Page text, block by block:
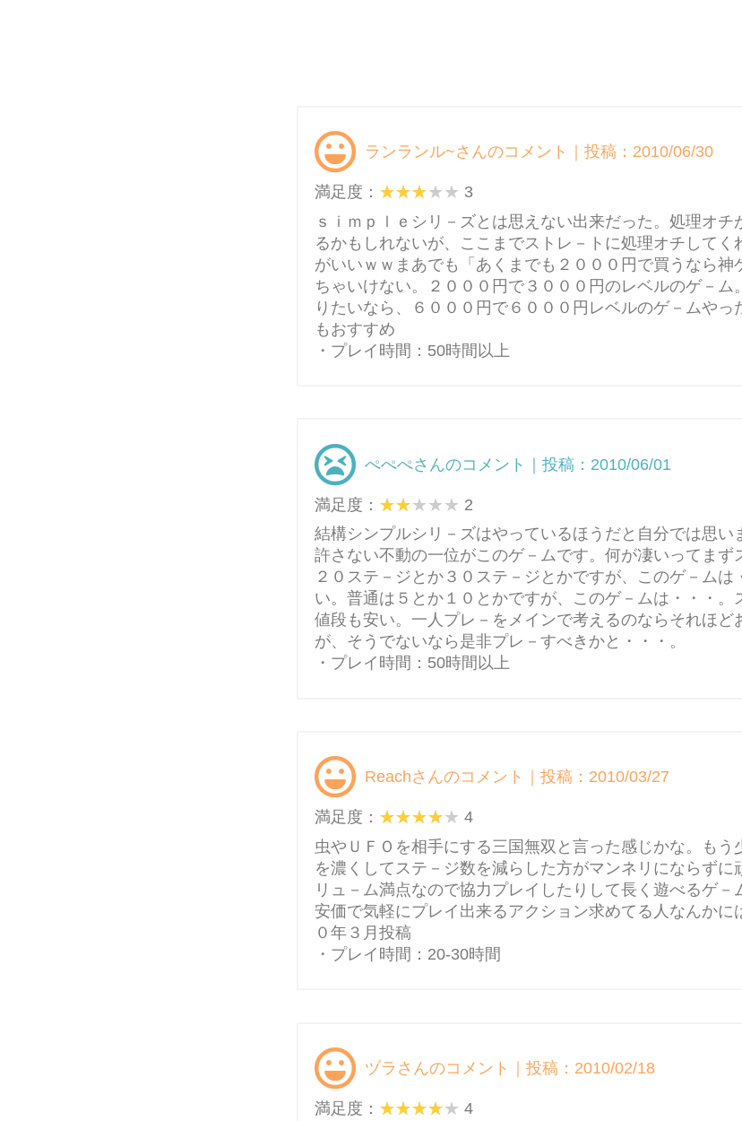
ランランル~さんのコメント｜投稿：2010/06/30
満足度：
3
ｓｉｍｐｌｅシリ－ズとは思えない出来だった。処理オチ
るかもしれないが、ここまでストレ－トに処理オチしてく
がいいｗｗまあでも「あくまでも２０００円で買うなら神
ちゃいけない。２０００円で３０００円のレベルのゲ－ム
りたいなら、６０００円で６０００円レベルのゲ－ムやっ
もおすすめ
・プレイ時間：50時間以上
ぺぺぺさんのコメント｜投稿：2010/06/01
満足度：
2
結構シンプルシリ－ズはやっているほうだと自分では思い
許さない不動の一位がこのゲ－ムです。何が凄いってまず
２０ステ－ジとか３０ステ－ジとかですが、このゲ－ムは
い。普通は５とか１０とかですが、このゲ－ムは・・・。
値段も安い。一人プレ－をメインで考えるのならそれほど
が、そうでないなら是非プレ－すべきかと・・・。
・プレイ時間：50時間以上
Reachさんのコメント｜投稿：2010/03/27
満足度：
4
虫やＵＦＯを相手にする三国無双と言った感じかな。もう
を濃くしてステ－ジ数を減らした方がマンネリにならずに
リュ－ム満点なので協力プレイしたりして長く遊べるゲ－
安価で気軽にプレイ出来るアクション求めてる人なんかに
０年３月投稿
・プレイ時間：20-30時間
ヅラさんのコメント｜投稿：2010/02/18
満足度： 4